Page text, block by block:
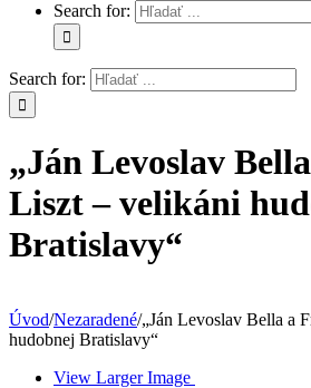
Search for:
Search for:
„Ján Levoslav
Liszt – velikáni
Bratislavy“
Úvod/Nezaradené/„Ján Levoslav Bella a
hudobnej Bratislavy“
View Larger Image